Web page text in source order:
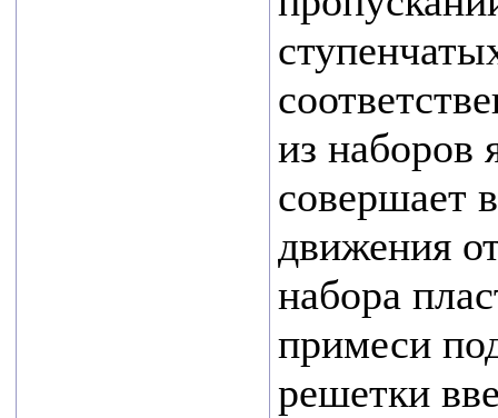
из наборов
совершает
движения
набора
примеси
решетки